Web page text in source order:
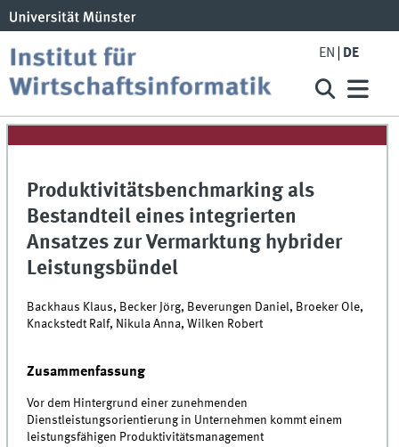
EN DE
Produktivitätsbenchmarking als
Bestandteil eines integrierten
Ansatzes zur Vermarktung hybrider
Leistungsbündel
Backhaus Klaus, Becker Jörg, Beverungen Daniel, Broeker Ole,
Knackstedt Ralf, Nikula Anna, Wilken Robert
Zusammenfassung
Vor dem Hintergrund einer zunehmenden
Dienstleistungsorientierung in Unternehmen kommt einem
leistungsfähigen Produktivitätsmanagement